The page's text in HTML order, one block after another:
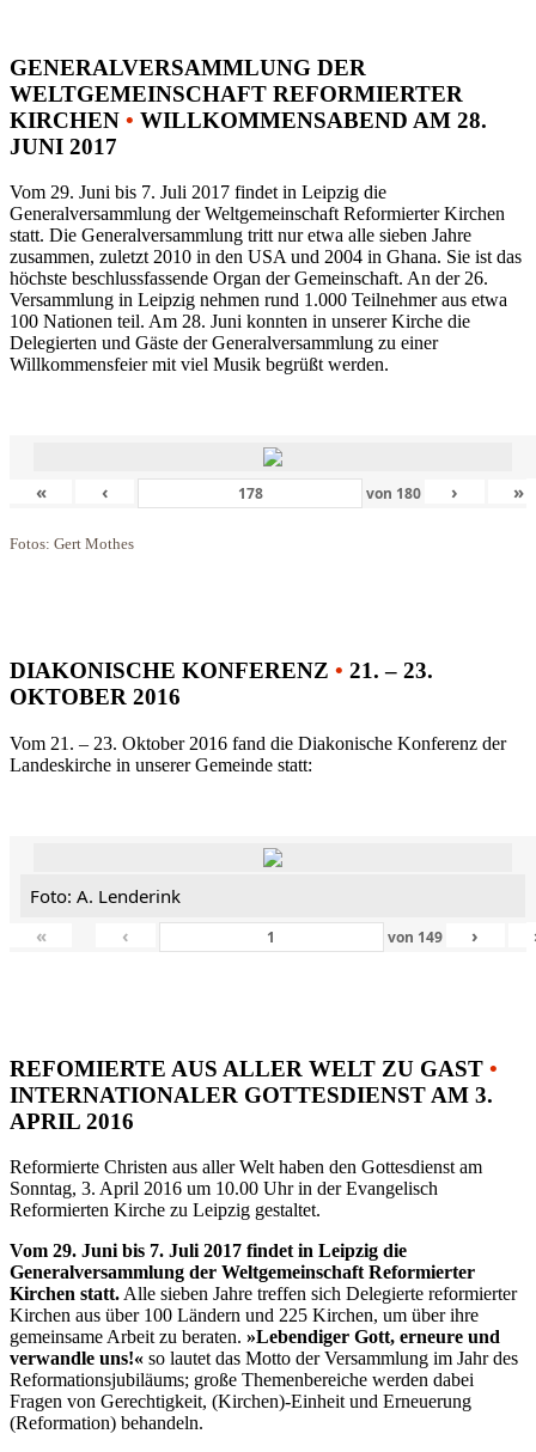
GENERALVERSAMMLUNG DER
WELTGEMEINSCHAFT REFORMIERTER
KIRCHEN • WILLKOMMENSABEND AM 28.
JUNI 2017
Vom 29. Juni bis 7. Juli 2017 findet in Leipzig die
Generalversammlung der Weltgemeinschaft Reformierter Kirchen
statt. Die Generalversammlung tritt nur etwa alle sieben Jahre
zusammen, zuletzt 2010 in den USA und 2004 in Ghana. Sie ist das
höchste beschlussfassende Organ der Gemeinschaft. An der 26.
Versammlung in Leipzig nehmen rund 1.000 Teilnehmer aus etwa
100 Nationen teil. Am 28. Juni konnten in unserer Kirche die
Delegierten und Gäste der Generalversammlung zu einer
Willkommensfeier mit viel Musik begrüßt werden.
« ‹ von 180 › »
Fotos: Gert Mothes
DIAKONISCHE KONFERENZ • 21. – 23.
OKTOBER 2016
Vom 21. – 23. Oktober 2016 fand die Diakonische Konferenz der
Landeskirche in unserer Gemeinde statt:
Foto: A. Lenderink
«
‹ von 149 ›
REFOMIERTE AUS ALLER WELT ZU GAST •
INTERNATIONALER GOTTESDIENST AM 3.
APRIL 2016
Reformierte Christen aus aller Welt haben den Gottesdienst am
Sonntag, 3. April 2016 um 10.00 Uhr in der Evangelisch
Reformierten Kirche zu Leipzig gestaltet.
Vom 29. Juni bis 7. Juli 2017 findet in Leipzig die
Generalversammlung der Weltgemeinschaft Reformierter
Kirchen statt.Alle sieben Jahre treffen sich Delegierte reformierter
Kirchen aus über 100 Ländern und 225 Kirchen, um über ihre
gemeinsame Arbeit zu beraten. »Lebendiger Gott, erneure und
verwandle uns!« so lautet das Motto der Versammlung im Jahr des
Reformationsjubiläums; große Themenbereiche werden dabei
Fragen von Gerechtigkeit, (Kirchen)-Einheit und Erneuerung
(Reformation) behandeln.